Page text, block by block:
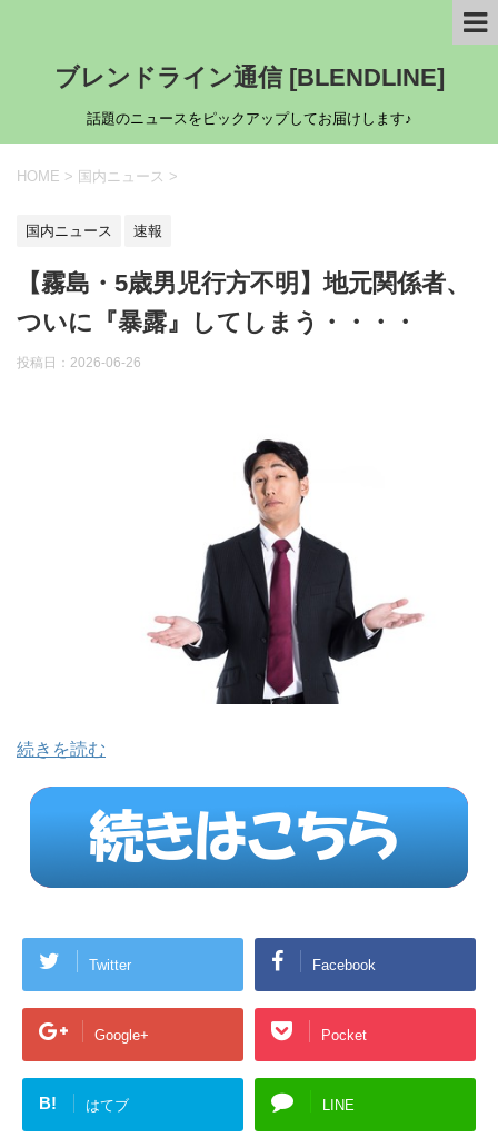
ブレンドライン通信 [BLENDLINE]
話題のニュースをピックアップしてお届けします♪
HOME > 国内ニュース >
国内ニュース 速報
【霧島・5歳男児行方不明】地元関係者、
ついに『暴露』してしまう・・・・
投稿日： 2026-06-26
続きを読む
Twitter Facebook
Google+ Pocket
B! はてブ LINE